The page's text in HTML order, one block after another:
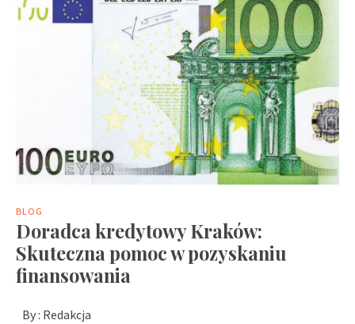
BLOG
Doradca kredytowy Kraków:
Skuteczna pomoc w pozyskaniu
finansowania
By : Redakcja